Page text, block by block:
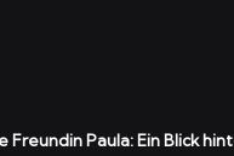
Freundin Paula: Ein Blick